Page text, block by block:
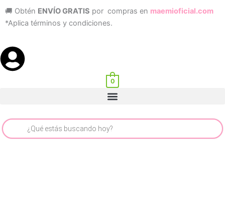
contenido
🚚 Obtén ENVÍO GRATIS por compras en maemioficial.com
*Aplica términos y condiciones.
0
Menu
Búsqueda
de
productos